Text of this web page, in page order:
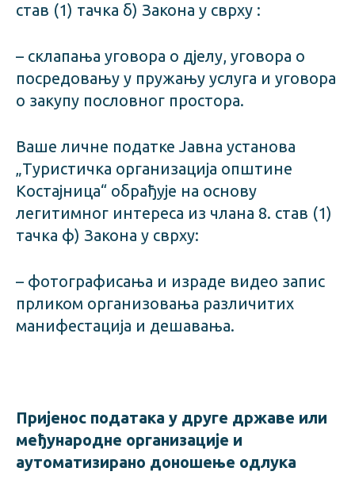
став (1) тачка б) Закона у сврху :
– склапања уговора о дјелу, уговора о
посредовању у пружању услуга и уговора
о закупу пословног простора.
Ваше личне податке Јавна установа
„Туристичка организација општине
Костајница“ обрађује на основу
легитимног интереса из члана 8. став (1)
тачка ф) Закона у сврху:
– фотографисања и израде видео запис
прликом организовања различитих
манифестација и дешавања.
Пријенос података у друге државе или
међународне организације и
аутоматизирано доношење одлука